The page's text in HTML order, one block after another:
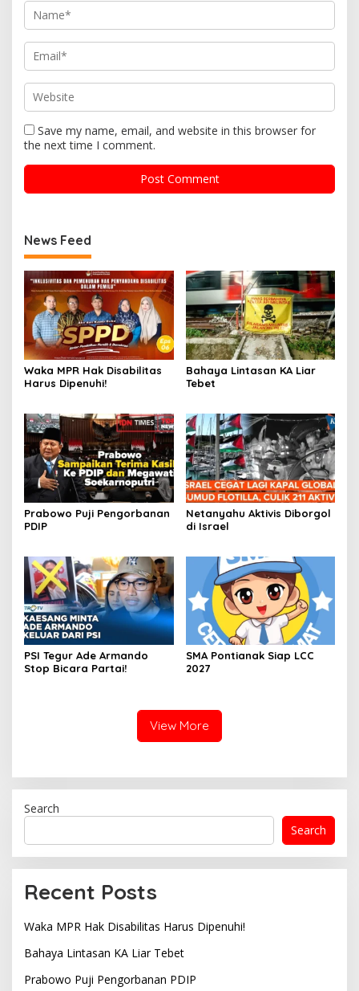
Save my name, email, and website in this browser for
the next time I comment.
News Feed
Waka MPR Hak Disabilitas
Harus Dipenuhi!
Bahaya Lintasan KA Liar
Tebet
Prabowo Puji Pengorbanan
PDIP
Netanyahu Aktivis Diborgol
di Israel
PSI Tegur Ade Armando
Stop Bicara Partai!
SMA Pontianak Siap LCC
2027
View More
Search
Search
Recent Posts
Waka MPR Hak Disabilitas Harus Dipenuhi!
Bahaya Lintasan KA Liar Tebet
Prabowo Puji Pengorbanan PDIP